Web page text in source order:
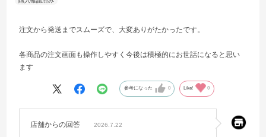
注文から発送までスムーズで、大変ありがたかったです。
各商品の注文画面も操作しやすく今後は積極的にお世話になると思い
ます
参考になった 0 Like! 0
店舗からの回答 2026.7.22